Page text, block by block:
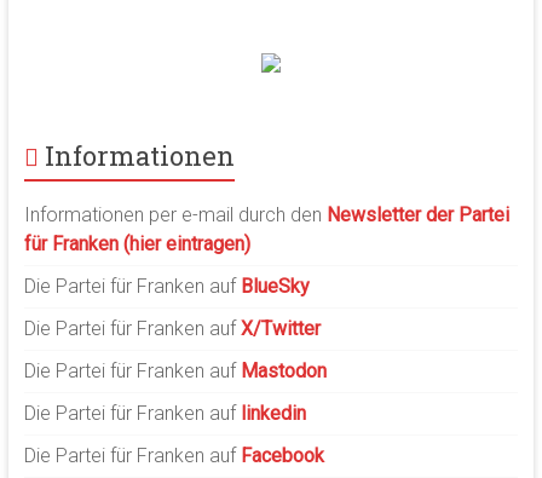
Informationen
Informationen per e-mail durch den Newsletter der Partei
für Franken (hier eintragen)
Die Partei für Franken auf BlueSky
Die Partei für Franken aufX/Twitter
Die Partei für Franken auf Mastodon
Die Partei für Franken auf linkedin
Die Partei für Franken auf Facebook